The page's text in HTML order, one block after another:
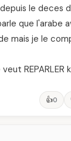
le deces
que l'arabe
mais je le
REPARLER
👍0